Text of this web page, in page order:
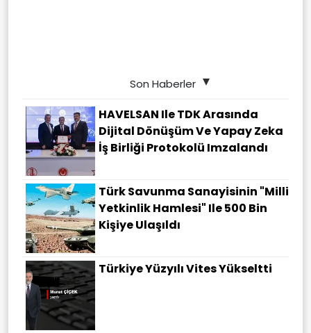
Son Haberler
HAVELSAN Ile TDK Arasında
Dijital Dönüşüm Ve Yapay Zeka
İş Birliği Protokolü Imzalandı
Türk Savunma Sanayisinin "Milli
Yetkinlik Hamlesi" Ile 500 Bin
Kişiye Ulaşıldı
Türkiye Yüzyılı Vites Yükseltti